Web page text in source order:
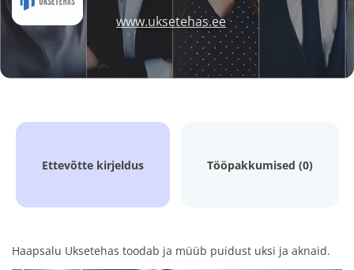
www.uksetehas.ee
Ettevõtte kirjeldus Tööpakkumised (0)
Haapsalu Uksetehas toodab ja müüb puidust uksi ja aknaid.